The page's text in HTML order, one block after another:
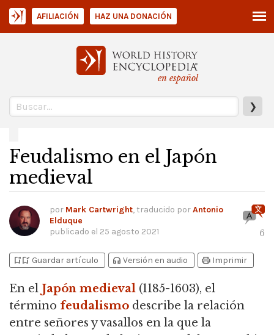
en español
❯
AFILIACIÓN HAZ UNA DONACIÓN
Feudalismo en el Japón
medieval
por Mark Cartwright, traducido porAntonio
Elduque
publicado el 25 agosto 2021 6
bookmark_addbookmark_added Guardar artículo headphones Versión en audio print Imprimir
En el Japón medieval (1185-1603), el
término feudalismo describe la relación
entre señores y vasallos en la que la